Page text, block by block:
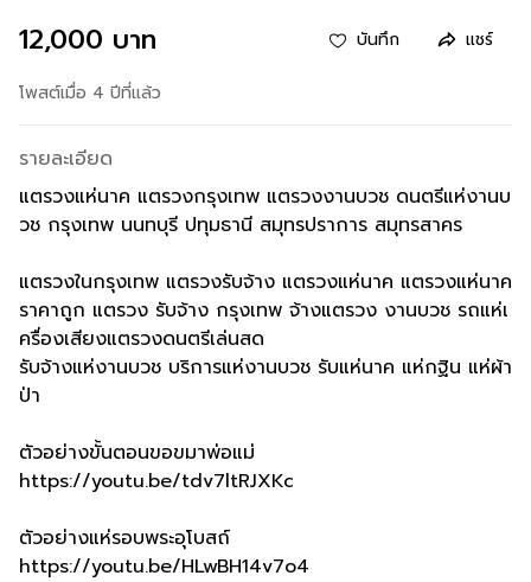
12,000 บาท
บันทึก แชร์
โพสต์เมื่อ 4 ปีที่แล้ว
รายละเอียด
แตรวงแห่นาค แตรวงกรุงเทพ แตรวงงานบวช ดนตรีแห่งานบ
วช กรุงเทพ นนทบุรี ปทุมธานี สมุทรปราการ สมุทรสาคร
แตรวงในกรุงเทพ แตรวงรับจ้าง แตรวงแห่นาค แตรวงแห่นาค
ราคาถูก แตรวง รับจ้าง กรุงเทพ จ้างแตรวง งานบวช รถแห่เ
ครื่องเสียงแตรวงดนตรีเล่นสด
รับจ้างแห่งานบวช บริการแห่งานบวช รับแห่นาค แห่กฐิน แห่ผ้า
ป่า
ตัวอย่างขั้นตอนขอขมาพ่อแม่
https://youtu.be/tdv7ltRJXKc
ตัวอย่างแห่รอบพระอุโบสถ์
https://youtu.be/HLwBH14v7o4